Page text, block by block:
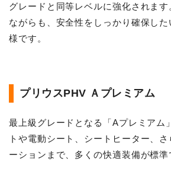
グレードと同等レベルに強化されま
ながらも、安全性をしっかり確保し
様です。
プリウスPHV Ａプレミアム
最上級グレードとなる「Aプレミアム
トや電動シート、シートヒーター、
ーションまで、多くの快適装備が標準